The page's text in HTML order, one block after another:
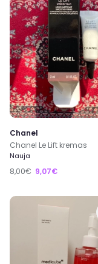
Chanel
Chanel Le Lift kremas
Nauja
8,00€ 9,07€